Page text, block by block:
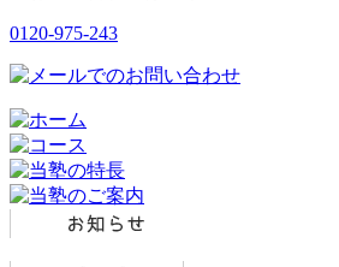
0120-975-243